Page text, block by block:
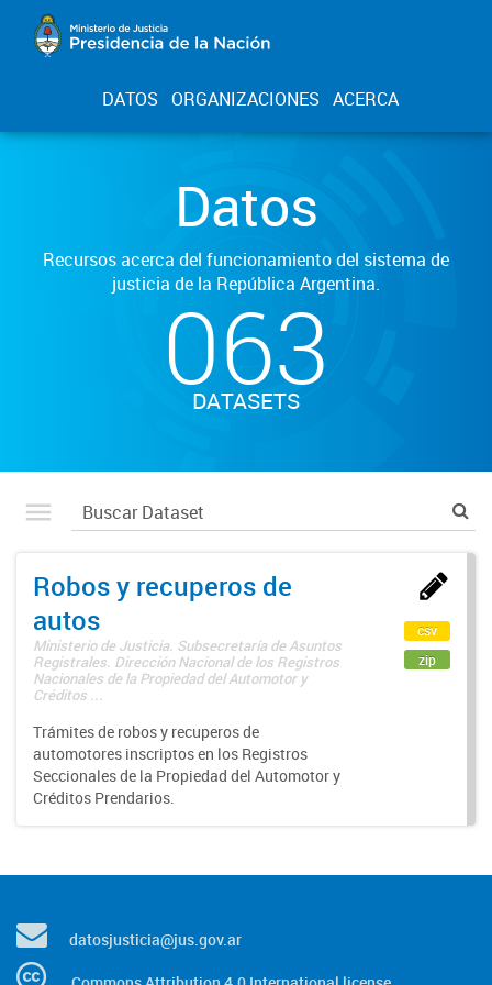
DATOS ORGANIZACIONES ACERCA
Datos
Recursos acerca del funcionamiento del sistema de
justicia de la República Argentina.
063
DATASETS
Robos y recuperos de
autos
Ministerio de Justicia. Subsecretaría de Asuntos
Registrales. Dirección Nacional de los Registros
Nacionales de la Propiedad del Automotor y
Créditos ...
Trámites de robos y recuperos de
automotores inscriptos en los Registros
Seccionales de la Propiedad del Automotor y
Créditos Prendarios.
csv
zip
datosjusticia@jus.gov.ar